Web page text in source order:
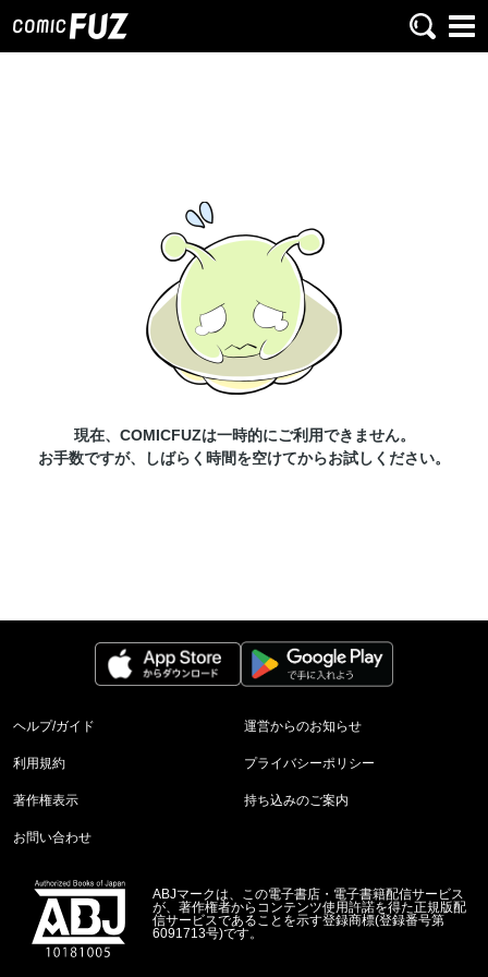
現在、COMICFUZは一時的にご利用できません。
お手数ですが、しばらく時間を空けてからお試しください。
ヘルプ/ガイド 運営からのお知らせ
利用規約 プライバシーポリシー
著作権表示 持ち込みのご案内
お問い合わせ
ABJマークは、この電子書店・電子書籍配信サービス
が、著作権者からコンテンツ使用許諾を得た正規版配
信サービスであることを示す登録商標(登録番号第
6091713号)です。